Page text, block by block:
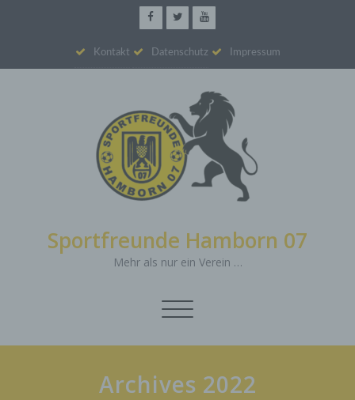
Kontakt Datenschutz Impressum
Sportfreunde Hamborn 07
Mehr als nur ein Verein …
Schalte
Archives 2022